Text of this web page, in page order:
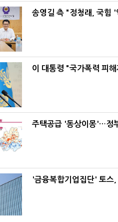
송영길 측 "정청래, 국힘
이 대통령 "국가폭력 피
주택공급 '동상이몽'…정
'금융복합기업집단' 토스